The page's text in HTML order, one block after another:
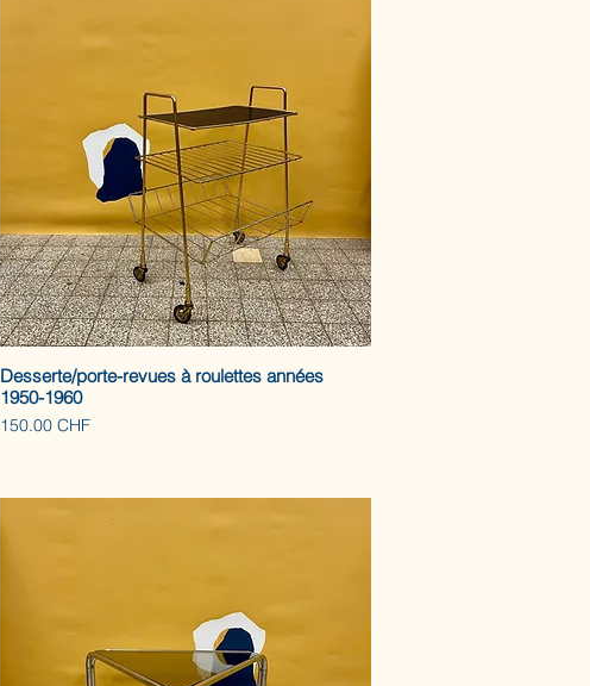
Desserte/porte-revues à roulettes années
1950-1960
Prix
150.00 CHF